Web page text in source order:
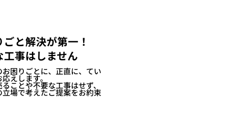
と解決が第一！
工事はしません
お困りごとに、正直に、てい
えします。
ことや不要な工事はせず、
立場で考えたご提案をお約束